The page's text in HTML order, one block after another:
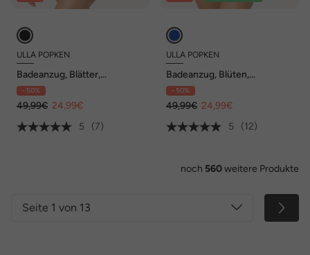
ULLA POPKEN
Badeanzug, Blätter,
Softcups, tiefer
Rückenausschnitt
- 50%
49,99€ 24,99€
5
(7)
ULLA POPKEN
Badeanzug, Blüten,
Zierbänder, Softcups
- 50%
49,99€ 24,99€
5
(12)
noch 560weitere Produkte
Seite 1 von 13